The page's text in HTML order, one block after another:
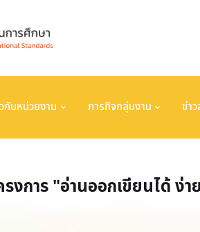
กับหน่วยงาน ภารกิจกลุ่มงาน ข่า
งการ "อ่านออกเขียนได้ ง่